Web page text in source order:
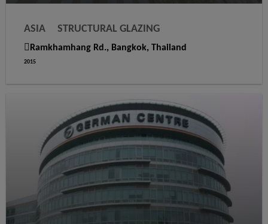
ASIA
STRUCTURAL GLAZING
WEATHER SEALING
Ramkhamhang Rd., Bangkok, Thailand
2015